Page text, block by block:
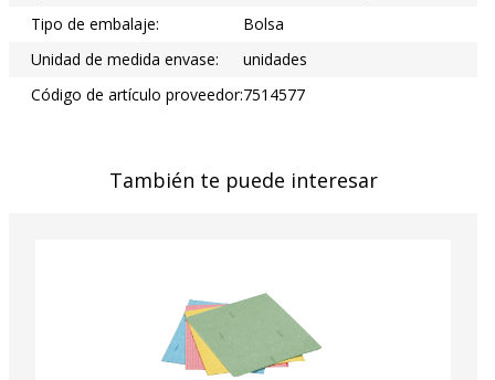
Tipo de embalaje:
Bolsa
Unidad de medida envase:
unidades
Código de artículo proveedor:7514577
También te puede interesar